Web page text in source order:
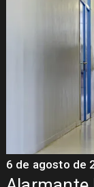
6 de agosto de